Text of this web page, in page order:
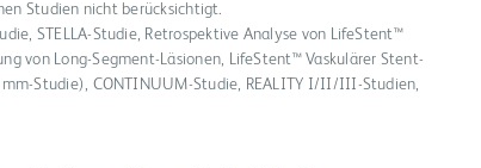
Studien nicht berücksichtigt.
STELLA-Studie, Retrospektive Analyse von LifeStent™
von Long-Segment-Läsionen, LifeStent™ Vaskulärer Stent-
Studie), CONTINUUM-Studie, REALITY I/II/III-Studien,